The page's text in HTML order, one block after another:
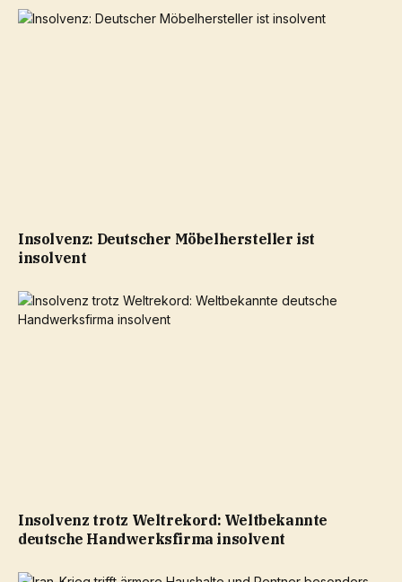
Insolvenz: Deutscher Möbelhersteller ist
insolvent
Insolvenz trotz Weltrekord: Weltbekannte
deutsche Handwerksfirma insolvent